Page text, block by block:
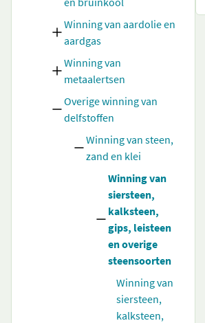
Winning van aardolie en
aardgas
Winning van
metaalertsen
Overige winning van
delfstoffen
Winning van steen,
zand en klei
Winning van
siersteen,
kalksteen,
gips, leisteen
en overige
steensoorten
Winning van
siersteen,
kalksteen,